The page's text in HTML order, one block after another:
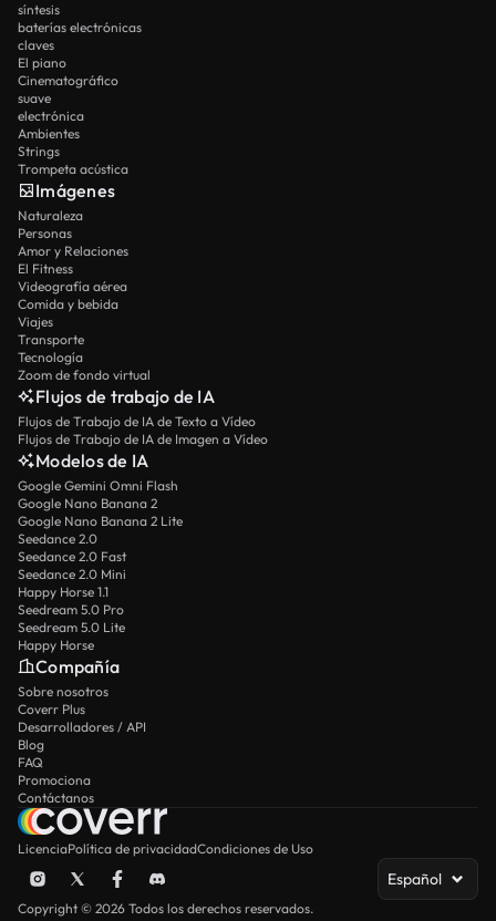
síntesis
baterías electrónicas
claves
El piano
Cinematográfico
suave
electrónica
Ambientes
Strings
Trompeta acústica
Imágenes
Naturaleza
Personas
Amor y Relaciones
El Fitness
Videografía aérea
Comida y bebida
Viajes
Transporte
Tecnología
Zoom de fondo virtual
Flujos de trabajo de IA
Flujos de Trabajo de IA de Texto a Vídeo
Flujos de Trabajo de IA de Imagen a Vídeo
Modelos de IA
Google Gemini Omni Flash
Google Nano Banana 2
Google Nano Banana 2 Lite
Seedance 2.0
Seedance 2.0 Fast
Seedance 2.0 Mini
Happy Horse 1.1
Seedream 5.0 Pro
Seedream 5.0 Lite
Happy Horse
Compañía
Sobre nosotros
Coverr Plus
Desarrolladores / API
Blog
FAQ
Promociona
Contáctanos
LicenciaPolítica de privacidadCondiciones de Uso
Español
Copyright © 2026 Todos los derechos reservados.